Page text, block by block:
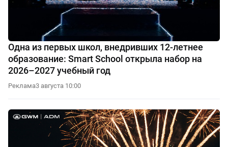
Одна из первых школ, внедривших 12-летнее
образование: Smart School открыла набор на
2026–2027 учебный год
Реклама3 августа 10:00